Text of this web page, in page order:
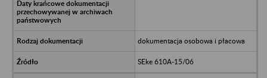
dokumentacja osobowa i płacowa
SEke 610A-15/06